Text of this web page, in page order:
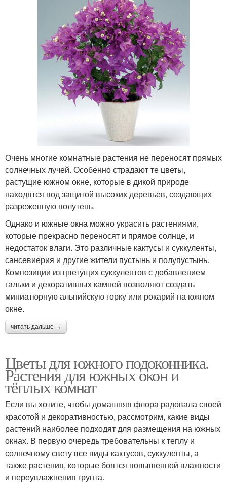
Очень многие комнатные растения не переносят прямых
солнечных лучей. Особенно страдают те цветы,
растущие южном окне, которые в дикой природе
находятся под защитой высоких деревьев, создающих
разреженную полутень.
Однако и южные окна можно украсить растениями,
которые прекрасно переносят и прямое солнце, и
недостаток влаги. Это различные кактусы и суккуленты,
сансевиерия и другие жители пустынь и полупустынь.
Композиции из цветущих суккулентов с добавлением
гальки и декоративных камней позволяют создать
миниатюрную альпийскую горку или рокарий на южном
окне.
читать дальше →
Цветы для южного подоконника.
Растения для южных окон и
тёплых комнат
Если вы хотите, чтобы домашняя флора радовала своей
красотой и декоративностью, рассмотрим, какие виды
растений наиболее подходят для размещения на южных
окнах. В первую очередь требовательны к теплу и
солнечному свету все виды кактусов, суккуленты, а
также растения, которые боятся повышенной влажности
и переувлажнения грунта.